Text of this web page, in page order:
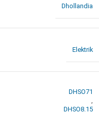
Dhollandia
Elektrik
DHSO71
DHSO8.15